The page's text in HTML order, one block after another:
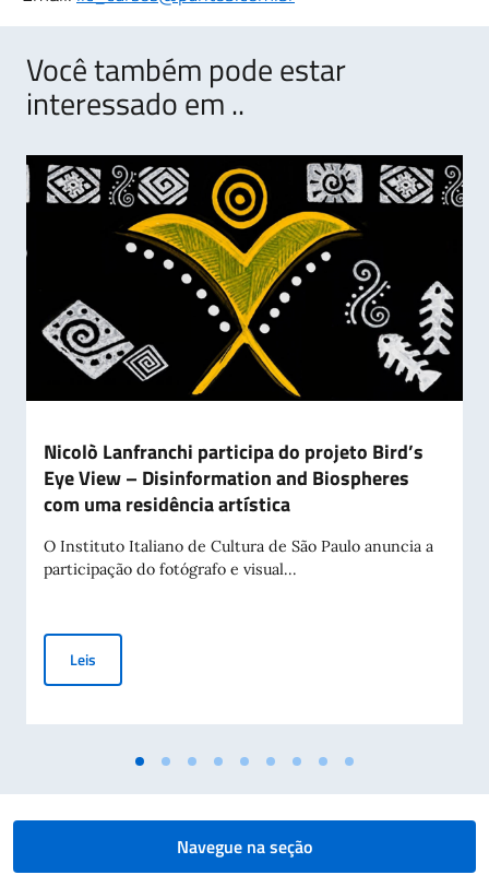
Você também pode estar
interessado em ..
Nicolò Lanfranchi participa do projeto Bird’s
Eye View – Disinformation and Biospheres
com uma residência artística
O Instituto Italiano de Cultura de São Paulo anuncia a
participação do fotógrafo e visual...
Leis
Navegue na seção